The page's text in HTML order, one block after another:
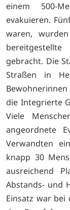
einem 500-
evakuieren.
waren,
gebracht. Die
Straßen in
die Integrierte
Viele
angeordnete
Verwandten
knapp 30
ausreichend
Abstands- und
Einsatz war bei